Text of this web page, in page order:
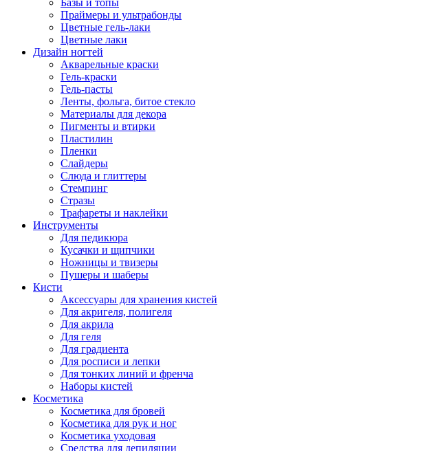
Базы и топы
Праймеры и ультрабонды
Цветные гель-лаки
Цветные лаки
Дизайн ногтей
Акварельные краски
Гель-краски
Гель-пасты
Ленты, фольга, битое стекло
Материалы для декора
Пигменты и втирки
Пластилин
Пленки
Слайдеры
Слюда и глиттеры
Стемпинг
Стразы
Трафареты и наклейки
Инструменты
Для педикюра
Кусачки и щипчики
Ножницы и твизеры
Пушеры и шаберы
Кисти
Аксессуары для хранения кистей
Для акригеля, полигеля
Для акрила
Для геля
Для градиента
Для росписи и лепки
Для тонких линий и френча
Наборы кистей
Косметика
Косметика для бровей
Косметика для рук и ног
Косметика уходовая
Средства для депиляции